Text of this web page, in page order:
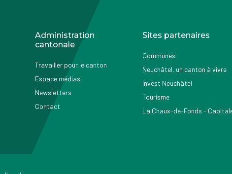
Administration
cantonale
Travailler pour le canton
Espace médias
Newsletters
Contact
Sites partenaires
Communes
Neuchâtel, un canton à vivre
Invest Neuchâtel
Tourisme
La Chaux-de-Fonds -